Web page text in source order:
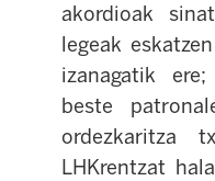
akordioak
legeak
izanagatik
beste
ordezkaritza
LHKrentzat